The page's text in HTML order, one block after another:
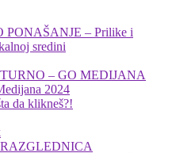
– Prilike i
sredini
– GO MEDIJANA
2024
da klikneš?!